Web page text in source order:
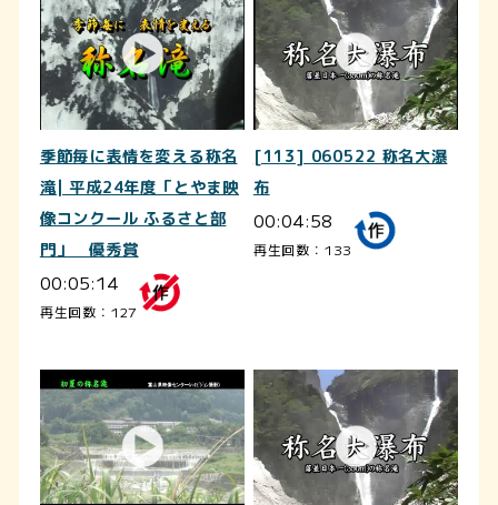
季節毎に表情を変える称名
滝| 平成24年度「とやま映
像コンクール ふるさと部
門」 優秀賞
00:05:14
再生回数：127
[113] 060522 称名大瀑
布
00:04:58
再生回数：133